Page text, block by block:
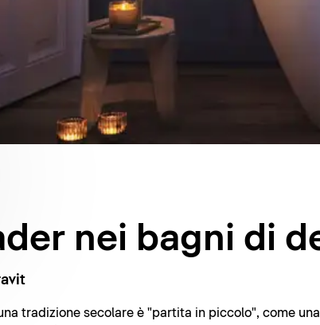
nei bagni di
tradizione secolare è "partita in piccolo", come